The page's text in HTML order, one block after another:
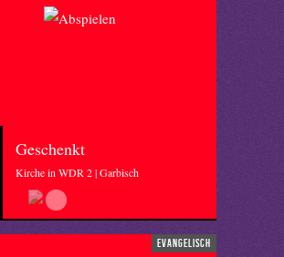
Geschenkt
Kirche in WDR 2 | Garbisch
evangelisch